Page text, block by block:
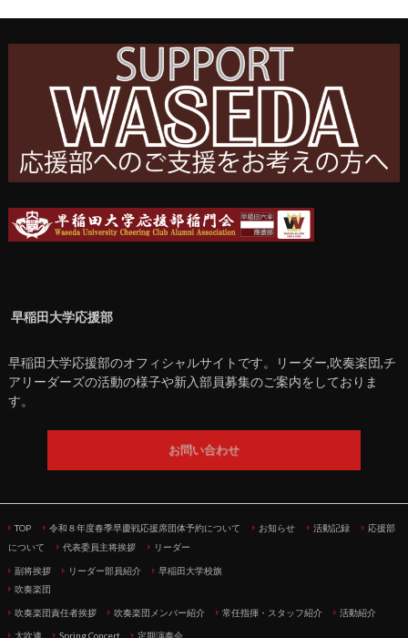
早稲田大学応援部
早稲田大学応援部のオフィシャルサイトです。リーダー,吹奏楽団,チ
アリーダーズの活動の様子や新入部員募集のご案内をしておりま
す。
お問い合わせ
TOP 令和８年度春季早慶戦応援席団体予約について お知らせ 活動記録
応援部
について
代表委員主将挨拶 リーダー
副将挨拶 リーダー部員紹介
早稲田大学校旗
吹奏楽団
吹奏楽団責任者挨拶 吹奏楽団メンバー紹介 常任指揮・スタッフ紹介 活動紹介
大吹連 Spring Concert 定期演奏会